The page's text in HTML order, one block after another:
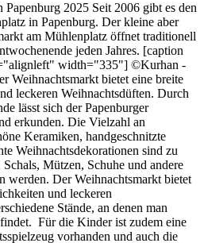
2025 Seit 2006 gibt es den
in Papenburg. Der kleine aber
am Mühlenplatz öffnet traditionell
jeden Jahres. [caption
width="335"] ©Kurhan -
Weihnachtsmarkt bietet eine breite
leckeren Weihnachtsdüften. Durch
lässt sich der Papenburger
erkunden. Die Vielzahl an
Keramiken, handgeschnitzte
Weihnachtsdekorationen sind zu
Mützen, Schuhe und andere
werden. Der Weihnachtsmarkt bietet
und leckeren
Stände, an denen man
Für die Kinder ist zudem eine
vorhanden und auch die